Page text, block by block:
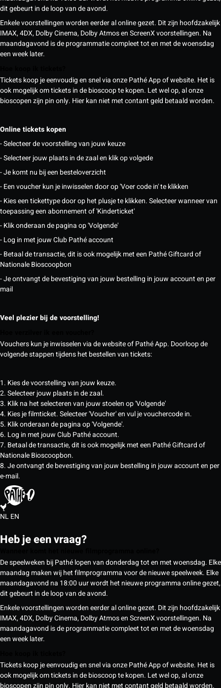
dit gebeurt in de loop van de avond.
Enkele voorstellingen worden eerder al online gezet. Dit zijn hoofdzakelijk
IMAX, 4DX, Dolby Cinema, Dolby Atmos en ScreenX voorstellingen. Na
maandagavond is de programmatie compleet tot en met de woensdag
een week later.
Tickets koop je eenvoudig en snel via onze Pathé App of website. Het is
ook mogelijk om tickets in de bioscoop te kopen. Let wel op, al onze
bioscopen zijn pin only. Hier kan niet met contant geld betaald worden.
Online tickets kopen
- Selecteer de voorstelling van jouw keuze
- Selecteer jouw plaats in de zaal en klik op volgede
- Je komt nu bij een besteloverzicht
- Een voucher kun je inwisselen door op 'Voer code in' te klikken
- Kies een tickettype door op het plusje te klikken. Selecteer wanneer van
toepassing een abonnement of 'Kinderticket'
- Klik onderaan de pagina op 'Volgende'
- Log in met jouw Club Pathé account
- Betaal de transactie, dit is ook mogelijk met een Pathé Giftcard of
Nationale Bioscoopbon
- Je ontvangt de bevestiging van jouw bestelling in jouw account en per
mail
Veel plezier bij de voorstelling!
Vouchers kun je inwisselen via de website of Pathé App. Doorloop de
volgende stappen tijdens het bestellen van tickets:
1. Kies de voorstelling van jouw keuze.
2. Selecteer jouw plaats in de zaal.
3. Klik na het selecteren van jouw stoelen op 'Volgende'
4. Kies je filmticket. Selecteer 'Voucher' en vul je vouchercode in.
5. Klik onderaan de pagina op 'Volgende'.
6. Log in met jouw Club Pathé account.
7. Betaal de transactie, dit is ook mogelijk met een Pathé Giftcard of
Nationale Bioscoopbon.
8. Je ontvangt de bevestiging van jouw bestelling in jouw account en per
e-mail.
NLEN
Heb je een vraag?
De speelweken bij Pathé lopen van donderdag tot en met woensdag. Elke
maandag maken wij het filmprogramma voor de nieuwe speelweek. Elke
maandagavond na 18:00 uur wordt het nieuwe programma online gezet,
dit gebeurt in de loop van de avond.
Enkele voorstellingen worden eerder al online gezet. Dit zijn hoofdzakelijk
IMAX, 4DX, Dolby Cinema, Dolby Atmos en ScreenX voorstellingen. Na
maandagavond is de programmatie compleet tot en met de woensdag
een week later.
Tickets koop je eenvoudig en snel via onze Pathé App of website. Het is
ook mogelijk om tickets in de bioscoop te kopen. Let wel op, al onze
bioscopen zijn pin only. Hier kan niet met contant geld betaald worden.